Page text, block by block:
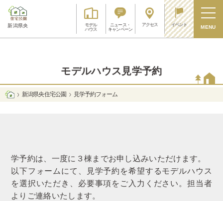
新潟県央
モデル
ハウス
ニュース・
キャンペーン
アクセス イベント MENU
モデルハウス見学予約
新潟県央 住宅公園 見学予約フォーム
学予約は、一度に３棟までお申し込みいただけます。
以下フォームにて、見学予約を希望するモデルハウス
を選択いただき、必要事項をご入力ください。担当者
よりご連絡いたします。